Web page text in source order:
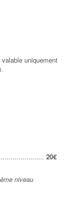
uniquement
20€
niveau